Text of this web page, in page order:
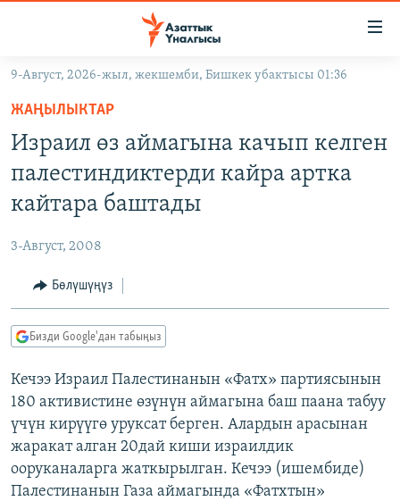
Навигацияга
өтүңүз
Издөөгө
салыңызКЫРГЫЗСТАН
САЯСАТ
МАДАНИЯТ
ДҮЙНӨ
ДҮЙНӨ
УКРАИНА
ТВ ПРОГРАММАЛАР
БҮГҮН АЗАТТЫКТА
ДАНИСТЕ
АЗАТТЫК+
ЫҢГАЙСЫЗ СУРООЛОР
ПОДКАСТ
9-Август, 2026-жыл, жекшемби, Бишкек убактысы 01:36
ЖАҢЫЛЫКТАР
Израил өз аймагына качып келген
палестиндиктерди кайра артка
кайтара баштады
3-Август, 2008
Бөлүшүңүз
Бизди Google'дан табыңыз
Кечээ Израил Палестинанын «Фатх» партиясынын
180 активистине өзүнүн аймагына баш паана табуу
үчүн кирүүгө уруксат берген. Алардын арасынан
жаракат алган 20дай киши израилдик
ооруканаларга жаткырылган. Кечээ (ишембиде)
Палестинанын Газа аймагында «Фатхтын»